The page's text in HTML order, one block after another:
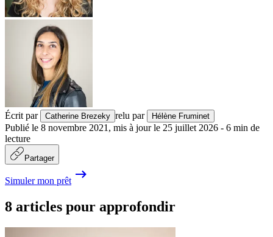
Écrit par Catherine Brezeky relu par Hélène Fruminet
Publié le 8 novembre 2021 , mis à jour le 25 juillet 2026 - 6 min de
lecture
Partager
Simuler mon prêt
8 articles pour approfondir